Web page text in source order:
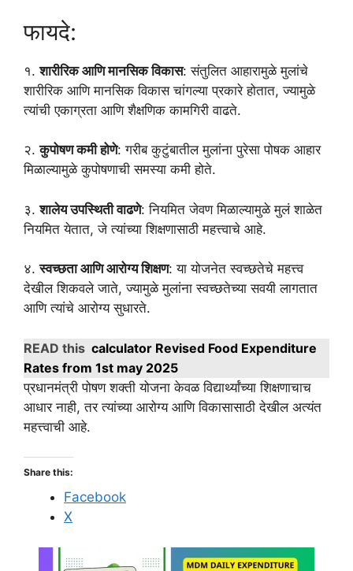
फायदे:
१.शारीरिक आणि मानसिक विकास: संतुलित आहारामुळे मुलांचे
शारीरिक आणि मानसिक विकास चांगल्या प्रकारे होतात, ज्यामुळे
त्यांची एकाग्रता आणि शैक्षणिक कामगिरी वाढते.
२.कुपोषण कमी होणे: गरीब कुटुंबातील मुलांना पुरेसा पोषक आहार
मिळाल्यामुळे कुपोषणाची समस्या कमी होते.
३.शालेय उपस्थिती वाढणे: नियमित जेवण मिळाल्यामुळे मुलं शाळेत
नियमित येतात, जे त्यांच्या शिक्षणासाठी महत्त्वाचे आहे.
४.स्वच्छता आणि आरोग्य शिक्षण: या योजनेत स्वच्छतेचे महत्त्व
देखील शिकवले जाते, ज्यामुळे मुलांना स्वच्छतेच्या सवयी लागतात
आणि त्यांचे आरोग्य सुधारते.
READ this calculator Revised Food Expenditure
Rates from 1st may 2025
प्रधानमंत्री पोषण शक्ती योजना केवळ विद्यार्थ्यांच्या शिक्षणाचाच
आधार नाही, तर त्यांच्या आरोग्य आणि विकासासाठी देखील अत्यंत
महत्त्वाची आहे.
Share this:
Facebook
X